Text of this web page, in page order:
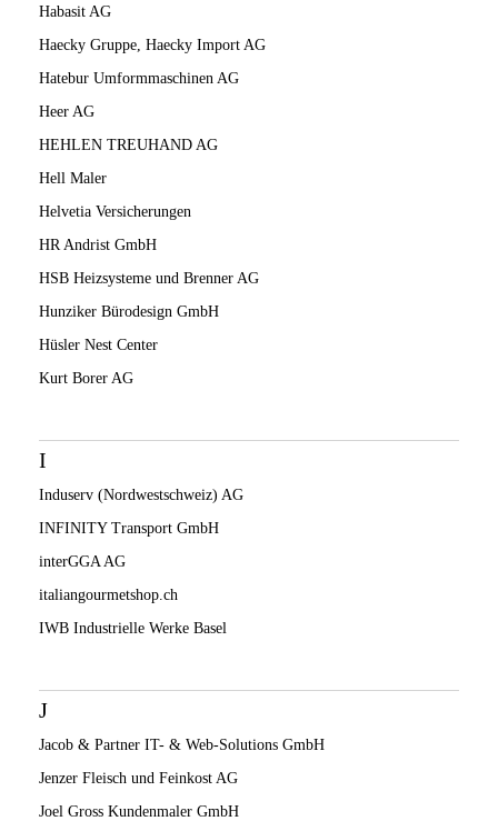
Habasit AG
Haecky Gruppe, Haecky Import AG
Hatebur Umformmaschinen AG
Heer AG
HEHLEN TREUHAND AG
Hell Maler
Helvetia Versicherungen
HR Andrist GmbH
HSB Heizsysteme und Brenner AG
Hunziker Bürodesign GmbH
Hüsler Nest Center
Kurt Borer AG
I
Induserv (Nordwestschweiz) AG
INFINITY Transport GmbH
interGGA AG
italiangourmetshop.ch
IWB Industrielle Werke Basel
J
Jacob & Partner IT- & Web-Solutions GmbH
Jenzer Fleisch und Feinkost AG
Joel Gross Kundenmaler GmbH